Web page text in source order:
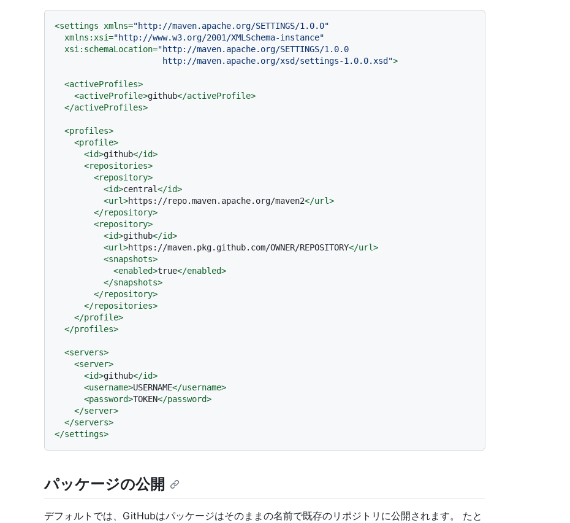
<settings xmlns="http://maven.apache.org/SETTINGS/1.0.0"
xmlns:xsi="http://www.w3.org/2001/XMLSchema-instance"
xsi:schemaLocation="http://maven.apache.org/SETTINGS/1.0.0
                      http://maven.apache.org/xsd/settings-1.0.0.xsd"
>
<activeProfiles>
<activeProfile>github</activeProfile>
</activeProfiles>
<profiles>
<profile>
<id>github</id>
<repositories>
<repository>
<id>central</id>
<url>https://repo.maven.apache.org/maven2</url>
</repository>
<repository>
<id>github</id>
<url>https://maven.pkg.github.com/OWNER/REPOSITORY</url>
<snapshots>
<enabled>true</enabled>
</snapshots>
</repository>
</repositories>
</profile>
</profiles>
<servers>
<server>
<id>github</id>
<username>USERNAME</username>
<password>TOKEN</password>
</server>
</servers>
</settings>
パッケージの公開
デフォルトでは、GitHubはパッケージはそのままの名前で既存のリポジトリに公開されます。 たと